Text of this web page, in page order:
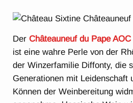
DerChâteauneuf du Pape
ist eine wahre Perle von der
der Winzerfamilie Diffonty, die
Generationen mit Leidenschaft
Können der Weinbereitung